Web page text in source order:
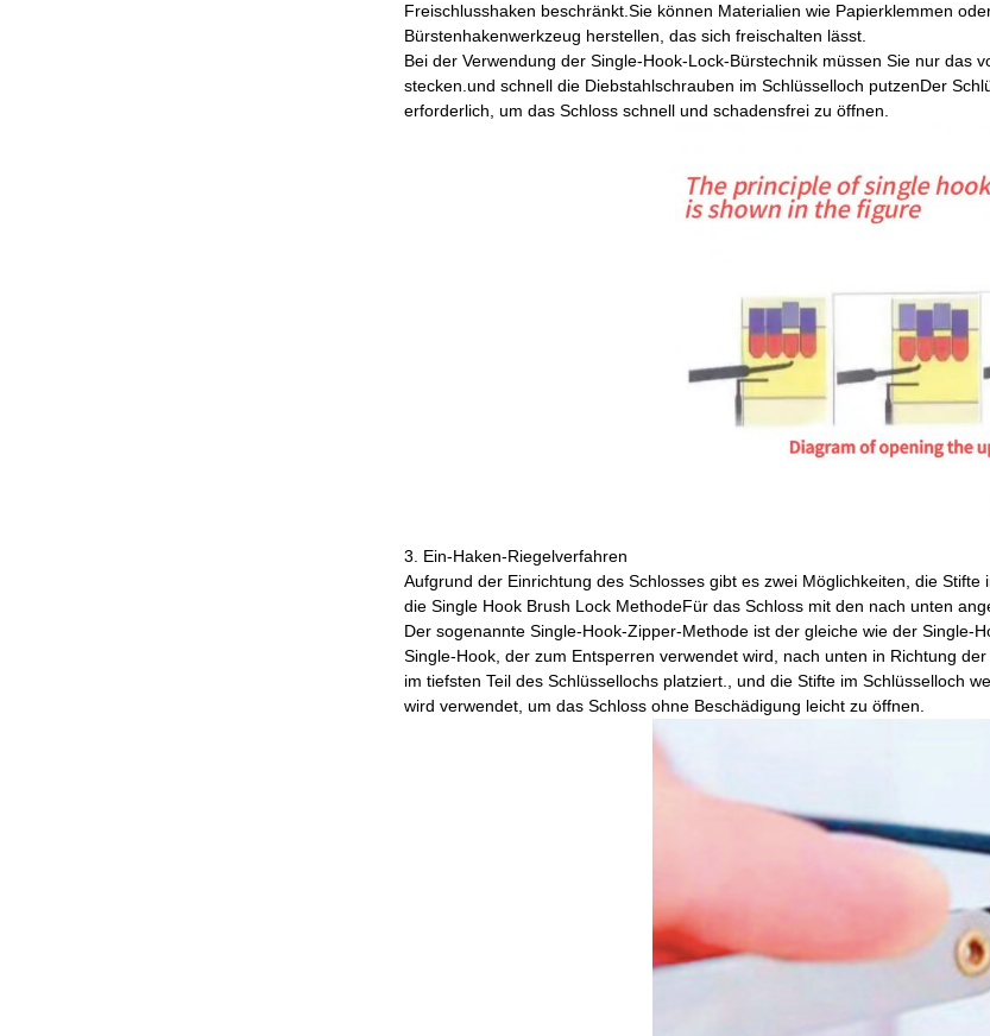
Freischlusshaken beschränkt.Sie können Materialien wie Papierklemmen
Bürstenhakenwerkzeug herstellen, das sich freischalten lässt.
Bei der Verwendung der Single-Hook-Lock-Bürstechnik müssen Sie nur das
stecken.und schnell die Diebstahlschrauben im Schlüsselloch putzenDer
erforderlich, um das Schloss schnell und schadensfrei zu öffnen.
3. Ein-Haken-Riegelverfahren
Aufgrund der Einrichtung des Schlosses gibt es zwei Möglichkeiten, die
die Single Hook Brush Lock MethodeFür das Schloss mit den nach unten
Der sogenannte Single-Hook-Zipper-Methode ist der gleiche wie der
Single-Hook, der zum Entsperren verwendet wird, nach unten in Richtung
im tiefsten Teil des Schlüssellochs platziert., und die Stifte im Schlüsselloch
wird verwendet, um das Schloss ohne Beschädigung leicht zu öffnen.